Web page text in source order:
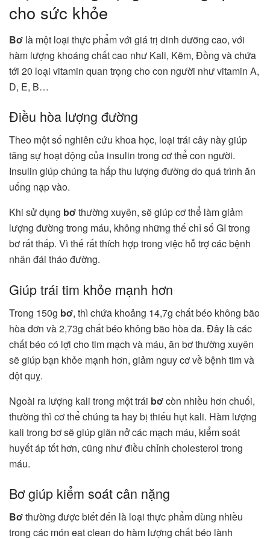
cho sức khỏe
Bơ là một loại thực phẩm với giá trị dinh dưỡng cao, với
hàm lượng khoáng chất cao như Kali, Kẽm, Đồng và chứa
tới 20 loại vitamin quan trọng cho con người như vitamin A,
D, E, B…
Điều hòa lượng đường
Theo một số nghiên cứu khoa học, loại trái cây này giúp
tăng sự hoạt động của insulin trong cơ thể con người.
Insulin giúp chúng ta hấp thu lượng đường do quá trình ăn
uống nạp vào.
Khi sử dụng bơthường xuyên, sẽ giúp cơ thể làm giảm
lượng đường trong máu, không những thế chỉ số GI trong
bơ rất thấp. Vì thế rất thích hợp trong việc hỗ trợ các bệnh
nhân đái tháo đường.
Giúp trái tim khỏe mạnh hơn
Trong 150g bơ, thì chứa khoảng 14,7g chất béo không bão
hòa đơn và 2,73g chất béo không bão hòa đa. Đây là các
chất béo có lợi cho tim mạch và máu, ăn bơ thường xuyên
sẽ giúp bạn khỏe mạnh hơn, giảm nguy cơ về bệnh tim và
đột quỵ.
Ngoài ra lượng kali trong một trái bơcòn nhiều hơn chuối,
thường thì cơ thể chúng ta hay bị thiếu hụt kali. Hàm lượng
kali trong bơ sẽ giúp giãn nở các mạch máu, kiểm soát
huyết áp tốt hơn, cũng như điều chỉnh cholesterol trong
máu.
Bơ giúp kiểm soát cân nặng
Bơthường được biết đến là loại thực phẩm dùng nhiều
trong các món eat clean do hàm lượng chất béo lành